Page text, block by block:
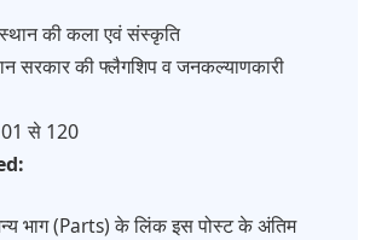
की कला एवं संस्कृति
सरकार की फ्लैगशिप व जनकल्याणकारी
से 120
भाग (Parts) के लिंक इस पोस्ट के अंतिम